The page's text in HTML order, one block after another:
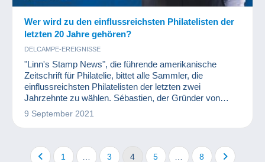
Wer wird zu den einflussreichsten Philatelisten der
letzten 20 Jahre gehören?
DELCAMPE-EREIGNISSE
"Linn's Stamp News", die führende amerikanische
Zeitschrift für Philatelie, bittet alle Sammler, die
einflussreichsten Philatelisten der letzten zwei
Jahrzehnte zu wählen. Sébastien, der Gründer von
Delcampe, gehört auch zu den von der Zeitschrift
nominierten Persönlichkeiten!
9 September 2021
1 3 4 5 8